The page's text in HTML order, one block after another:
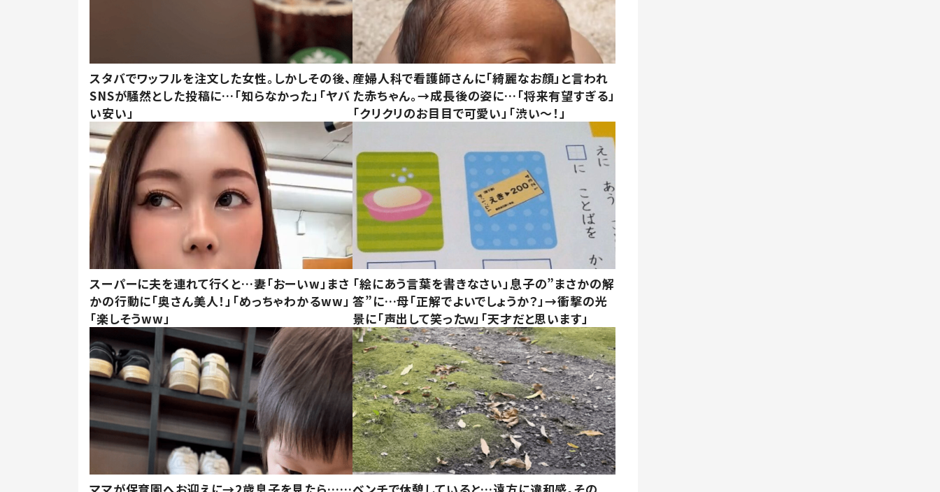
スタバでワッフルを注文した女性。しかしその後、
SNSが騒然とした投稿に…「知らなかった」「ヤバ
い安い」
産婦人科で看護師さんに「綺麗なお顔」と言われ
た赤ちゃん。→成長後の姿に…「将来有望すぎる」
「クリクリのお目目で可愛い」「渋い～！」
スーパーに夫を連れて行くと…妻「おーいw」まさ
かの行動に「奥さん美人！」「めっちゃわかるww」
「楽しそうww」
「絵にあう言葉を書きなさい」息子の”まさかの解
答”に…母「正解でよいでしょうか？」→衝撃の光
景に「声出して笑ったｗ」「天才だと思います」